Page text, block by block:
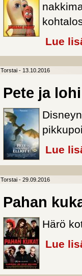
Lue
Torstai - 13.10.2016
Pete ja
Lue
Torstai - 29.09.2016
Pahan
Härö
Lue